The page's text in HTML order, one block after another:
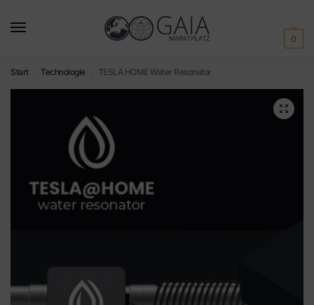
0
Start Technologie TESLA HOME Water Resonator